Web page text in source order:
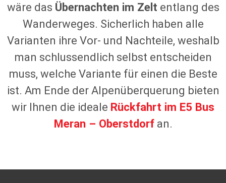
wäre das Übernachten im Zelt entlang des
Wanderweges. Sicherlich haben alle
Varianten ihre Vor- und Nachteile, weshalb
man schlussendlich selbst entscheiden
muss, welche Variante für einen die Beste
ist. Am Ende der Alpenüberquerung bieten
wir Ihnen die ideale Rückfahrt im E5 Bus
Meran – Oberstdorfan.